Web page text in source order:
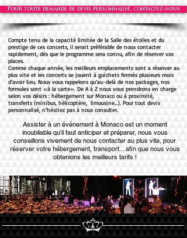
Pour toute demande de devis personnalisé, contactez-nous
Compte tenu de la capacité limitée de la Salle des étoiles et du
prestige de ces concerts, il serait préférable de nous contacter
rapidement, dès que le programme sera connu, afin de réserver vos
places.
Comme chaque année, les meilleurs emplacements sont a réserver au
plus vite et les concerts se jouent à guichets fermés plusieurs mois
d’avoir lieu. Nous vous rappelons qu’au-delà de nos packages, nos
formules sont «à la carte». De A à Z nous vous prendrons en charge
selon vos désirs : hébergement sur Monaco ou à proximité,
transferts (minibus, hélicoptère, limousine…). Pour tout devis
personnalisé, n’hésitez pas à nous consulter.
Assister à un événement à Monaco est un moment
inoubliable qu’il faut anticiper et préparer, nous vous
conseillons vivement de nous contacter au plus vite, pour
réserver votre hébergement, transport... afin que nous vous
obtenions les meilleurs tarifs !